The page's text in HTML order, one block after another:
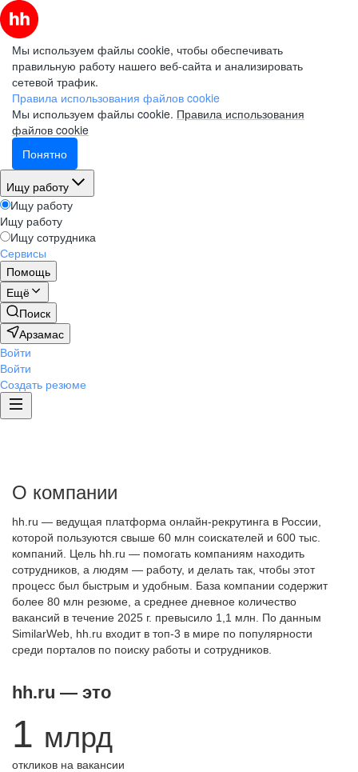
Мы используем файлы cookie, чтобы обеспечивать
правильную работу нашего веб-сайта и анализировать
сетевой трафик.
Правила использования файлов cookie
Мы используем файлы cookie. Правила использования
файлов cookie
Понятно
Ищу работу
Ищу работу
Ищу работу
Ищу сотрудника
Сервисы
Помощь
Ещё
Поиск
Арзамас
Войти
Войти
Создать резюме
О компании
hh.ru — ведущая платформа онлайн-рекрутинга в России,
которой пользуются свыше 60 млн соискателей и 600 тыс.
компаний. Цель hh.ru — помогать компаниям находить
сотрудников, а людям — работу, и делать так, чтобы этот
процесс был быстрым и удобным. База компании содержит
более 80 млн резюме, а среднее дневное количество
вакансий в течение 2025 г. превысило 1,1 млн. По данным
SimilarWeb, hh.ru входит в топ-3 в мире по популярности
среди порталов по поиску работы и сотрудников.
hh.ru — это
1 млрд
откликов на вакансии